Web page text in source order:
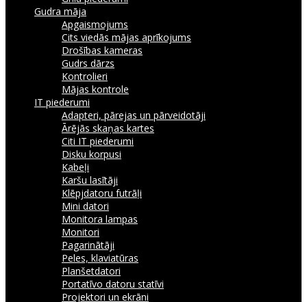
Gudra māja
Apgaismojums
Cits viedās mājas aprīkojums
Drošības kameras
Gudrs dārzs
Kontrolieri
Mājas kontrole
IT piederumi
Adapteri, pārejas un pārveidotāji
Ārējās skaņas kartes
Citi IT piederumi
Disku korpusi
Kabeļi
Karšu lasītāji
Klēpjdatoru futrāļi
Mini datori
Monitora lampas
Monitori
Pagarinātāji
Peles, klaviatūras
Planšetdatori
Portatīvo datoru statīvi
Projektori un ekrāni